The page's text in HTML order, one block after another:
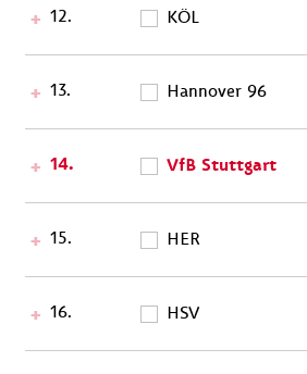
12. KÖL
13. Hannover 96
14. VfB Stuttgart
15. HER
16. HSV